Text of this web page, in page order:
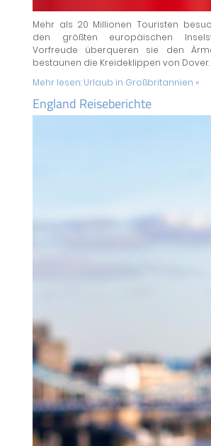
Mehr als 20 Millionen Touristen
den größten europäischen
Vorfreude überqueren sie den
bestaunen die Kreideklippen von Dover.
Mehr lesen: Urlaub in Großbritannien »
England Reiseberichte